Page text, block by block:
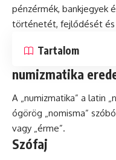
pénzérmék, bankjegyek
történetét, fejlődését és
Tartalom
numizmatika
A „numizmatika” a latin
ógörög „nomisma”
vagy „érme”.
Szófaj